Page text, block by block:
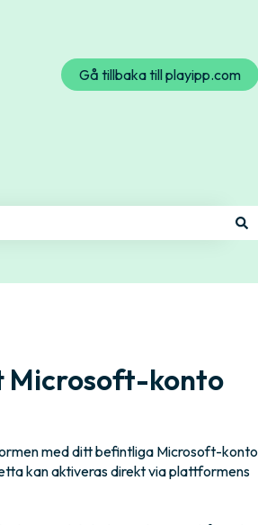
Gå tillbaka till playipp.com
Microsoft-konto
med ditt befintliga Microsoft-konto
kan aktiveras direkt via plattformens